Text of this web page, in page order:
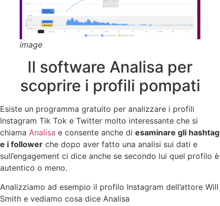
image
Il software Analisa per
scoprire i profili pompati
Esiste un programma gratuito per analizzare i profili
Instagram Tik Tok e Twitter molto interessante che si
chiama Analisa e consente anche di esaminare gli hashtag
e i follower che dopo aver fatto una analisi sui dati e
sull’engagement ci dice anche se secondo lui quel profilo è
autentico o meno.
Analizziamo ad esempio il profilo Instagram dell’attore Will
Smith e vediamo cosa dice Analisa